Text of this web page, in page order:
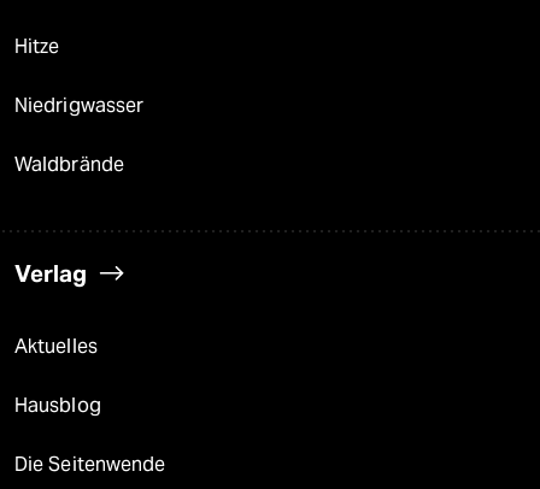
Hitze
Niedrigwasser
Waldbrände
Verlag
Aktuelles
Hausblog
Die Seitenwende